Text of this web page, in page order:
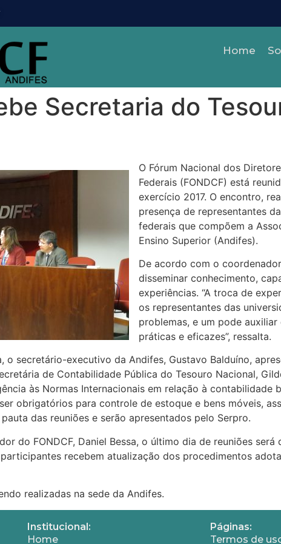
Home
Secretaria do
O Fórum Nacional dos
Federais (FONDCF) está
exercício 2017. O encontro,
presença de representantes
federais que compõem a
Ensino Superior (Andifes).
De acordo com o
disseminar conhecimento,
experiências. “A troca de
os representantes das
problemas, e um pode
práticas e eficazes”, ressalta.
o secretário-executivo da Andifes, Gustavo Balduíno,
de Contabilidade Pública do Tesouro Nacional,
às Normas Internacionais em relação à contabilidade
obrigatórios para controle de estoque e bens móveis,
das reuniões e serão apresentados pelo Serpro.
do FONDCF, Daniel Bessa, o último dia de reuniões
recebem atualização dos procedimentos
realizadas na sede da Andifes.
Institucional:
Home
Páginas:
Termos de